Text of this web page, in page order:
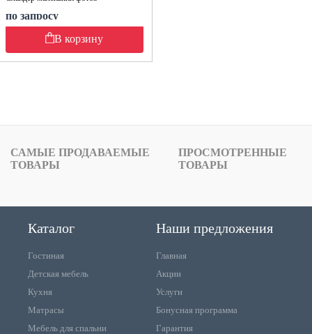
по запросу
В корзину
САМЫЕ ПРОДАВАЕМЫЕ
ТОВАРЫ
ПРОСМОТРЕННЫЕ
ТОВАРЫ
Каталог
Гостиная
Детская мебель
Кухня
Матрасы
Мебель для спальни
Наши предложения
Главная
Акции
Услуги
Бонусная программа
Гарантия